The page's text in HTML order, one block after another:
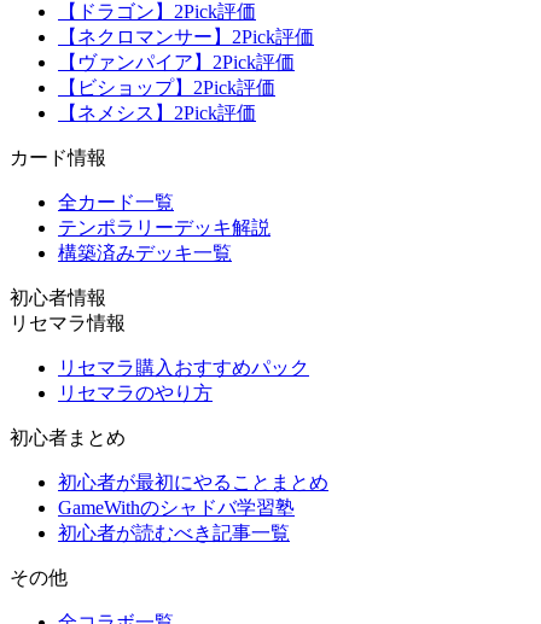
【ドラゴン】2Pick評価
【ネクロマンサー】2Pick評価
【ヴァンパイア】2Pick評価
【ビショップ】2Pick評価
【ネメシス】2Pick評価
カード情報
全カード一覧
テンポラリーデッキ解説
構築済みデッキ一覧
初心者情報
リセマラ情報
リセマラ購入おすすめパック
リセマラのやり方
初心者まとめ
初心者が最初にやることまとめ
GameWithのシャドバ学習塾
初心者が読むべき記事一覧
その他